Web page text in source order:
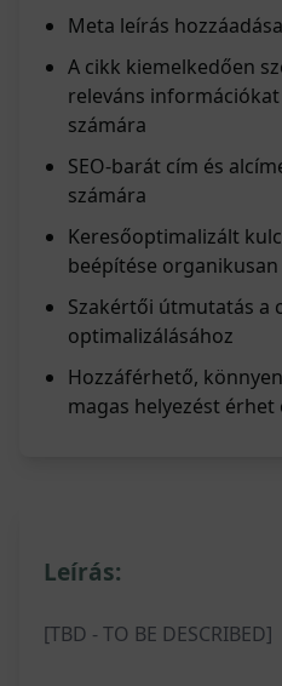
Meta leírás
A cikk kiemelkedően
releváns
számára
SEO-barát cím és
számára
Keresőoptimalizált
beépítése
Szakértői útmutatás a
optimalizálásához
Hozzáférhető,
magas helyezést
Leírás:
[TBD - TO BE DESCRIBED]